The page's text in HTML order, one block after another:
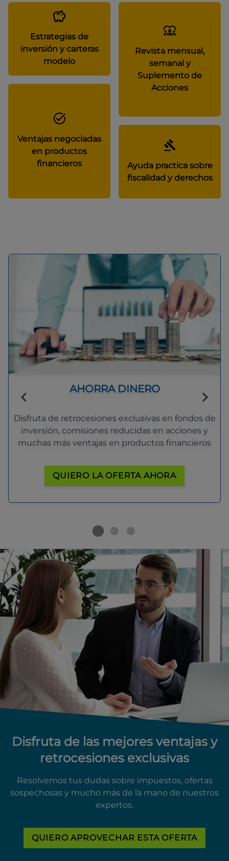
Estrategias de
inversión y carteras
modelo
Revista mensual,
semanal y
Suplemento de
Acciones
Ventajas negociadas
en productos
financieros
Ayuda practica sobre
fiscalidad y derechos
AHORRA DINERO
Disfruta de retrocesiones exclusivas en fondos de
inversión, comisiones reducidas en acciones y
muchas más ventajas en productos financieros
QUIERO LA OFERTA AHORA
Disfruta de las mejores ventajas y
retrocesiones exclusivas
Resolvemos tus dudas sobre impuestos, ofertas
sospechosas y mucho más de la mano de nuestros
expertos.
QUIERO APROVECHAR ESTA OFERTA